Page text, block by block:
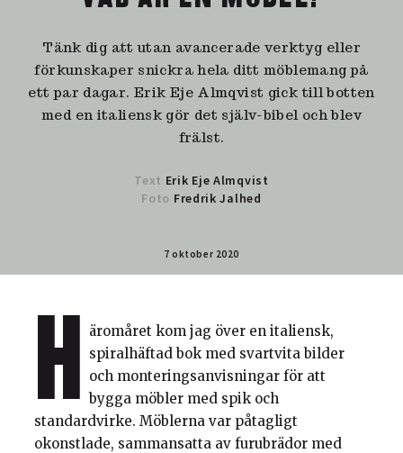
Tänk dig att utan avancerade verktyg eller
förkunskaper snickra hela ditt möblemang på
ett par dagar. Erik Eje Almqvist gick till botten
med en italiensk gör det själv-bibel och blev
frälst.
Text Erik Eje Almqvist
Foto Fredrik Jalhed
7 oktober 2020
H äromåret kom jag över en italiensk,
spiralhäftad bok med svartvita bilder
och monteringsanvisningar för att
bygga möbler med spik och
standardvirke. Möblerna var påtagligt
okonstlade, sammansatta av furubrädor med